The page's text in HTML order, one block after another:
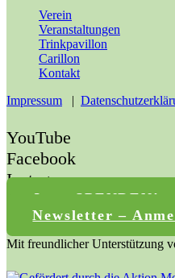
Verein
Veranstaltungen
Trinkpavillon
Carillon
Kontakt
Impressum |
YouTube
Facebook
Instagram
Jetzt SPENDEN!
Newsletter –
Mit freundlicher Unterstützung